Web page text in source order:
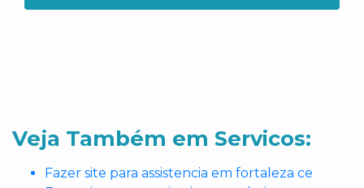
Veja Também em Servicos:
Fazer site para assistencia em fortaleza ce